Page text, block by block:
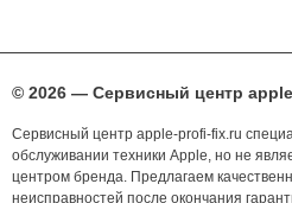
© 2026 — Сервисный центр
Сервисный центр apple-profi-fix.ru
обслуживании техники Apple, но не
центром бренда. Предлагаем
неисправностей после окончания